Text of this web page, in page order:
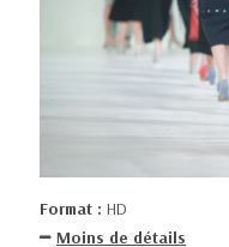
Format : HD
Moins de détails